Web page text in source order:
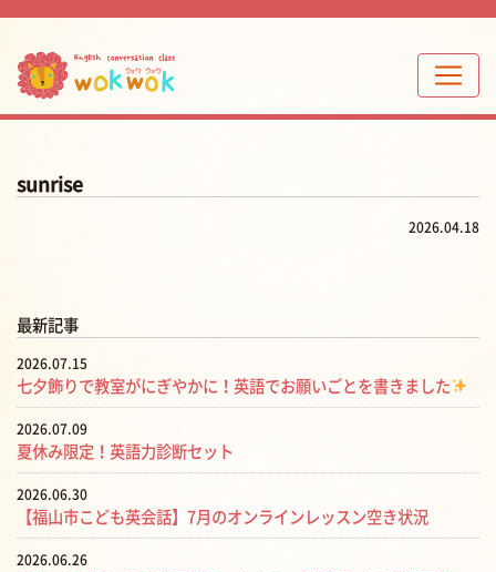
sunrise
2026.04.18
最新記事
2026.07.15
七夕飾りで教室がにぎやかに！英語でお願いごとを書きました
2026.07.09
夏休み限定！英語力診断セット
2026.06.30
【福山市こども英会話】7月のオンラインレッスン空き状況
2026.06.26